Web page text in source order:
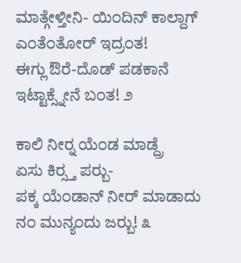
ಮಾತ್ಗೇಳ್ತೀನಿ- ಯಿಂದಿನ್ ಕಾಲ್ದಾಗ್
ಎಂತೆಂತೋರ್ ಇದ್ರಂತ!
ಈಗ್ಲು ಔರೆ-ದೊಡ್ ಪಡಕಾನೆ
ಇಟ್ಟಾಕ್ಸ್ನೇನೆ ಬಂತ! ೨
ಕಾಲಿ ನೀರ್‍ನ ಯೆಂಡ ಮಾಡ್ದ್ರೆ
ಏಸು ಕಿರ್‍ಸ್ತ ಪರ್‍ಬು-
ಪಕ್ಕ ಯೆಂಡಾನ್ ನೀರ್ ಮಾಡಾದು
ನಂ ಮುನ್ಯಂದು ಜರ್‍ಬು! ೩